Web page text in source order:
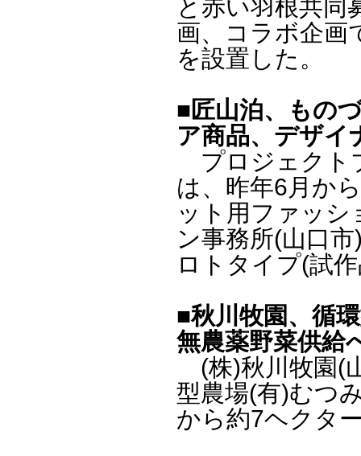
と赤い羽根共同
画、コラボ企画
を設置した。
■匠山泊、もの
ア商品、デザイ
プロジェクト
は、昨年6月か
ット用ファッ
ン事務所(山口
ロトタイプ(試
■秋川牧園、循
無農薬野菜供給
(株)秋川牧園(
型農場(有)むつ
から約7ヘクタ